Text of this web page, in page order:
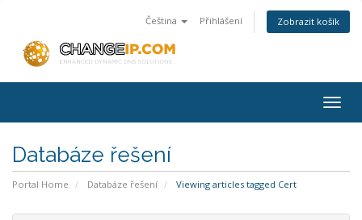
Čeština Přihlášení Zobrazit košík
Databáze řešení
Portal Home Databáze řešení Viewing articles tagged Cert